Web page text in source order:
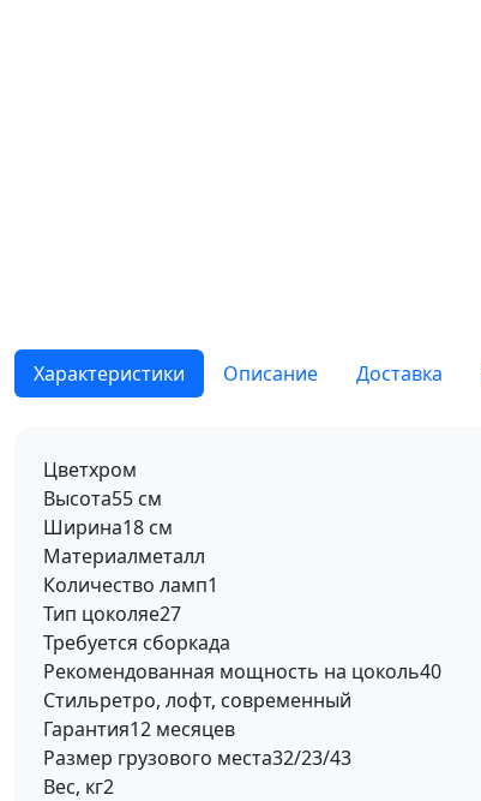
Характеристики Описание Доставка
Цветхром
Высота55 см
Ширина18 см
Материалметалл
Количество ламп1
Тип цоколяe27
Требуется сборкада
Рекомендованная мощность на цоколь40
Стильретро, лофт, современный
Гарантия12 месяцев
Размер грузового места32/23/43
Вес, кг2